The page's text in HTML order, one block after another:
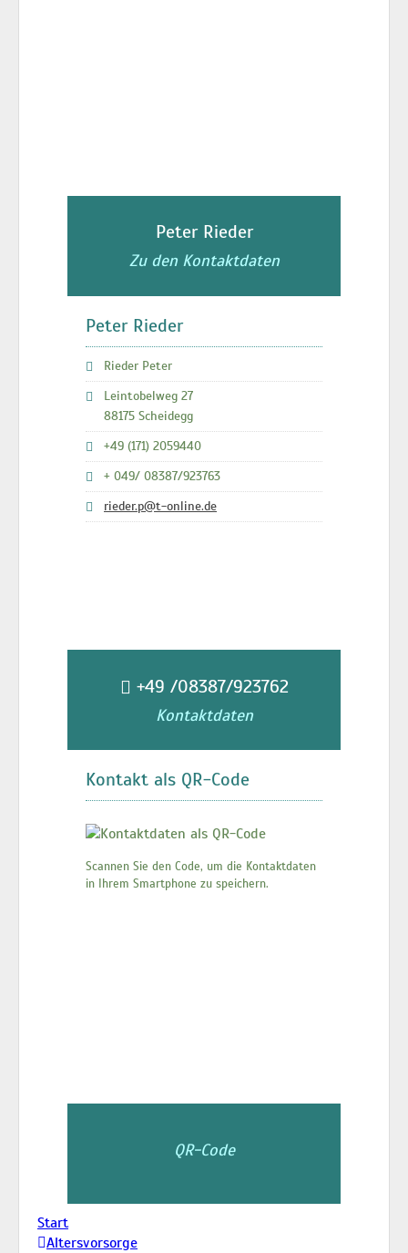
Peter Rieder
Zu den Kontaktdaten
Peter Rieder
Rieder Peter
Leintobelweg 27
88175 Scheidegg
+49 (171) 2059440
+ 049/ 08387/923763
rieder.p@t-online.de
+49 /08387/923762
Kontaktdaten
Kontakt als QR-Code
Scannen Sie den Code, um die Kontaktdaten
in Ihrem Smartphone zu speichern.
QR-Code
Start
Altersvorsorge